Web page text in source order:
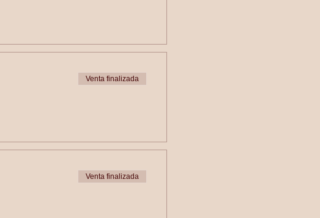
Venta finalizada
Venta finalizada